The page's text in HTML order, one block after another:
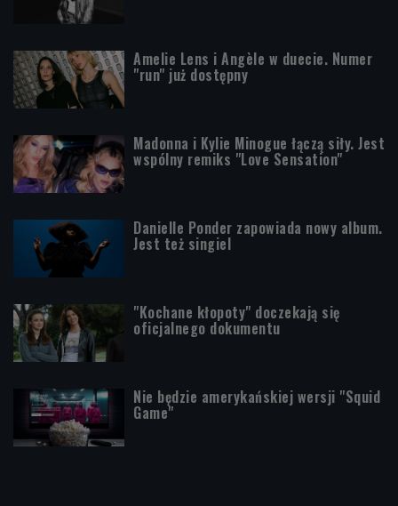
Amelie Lens i Angèle w duecie. Numer
"run" już dostępny
Madonna i Kylie Minogue łączą siły. Jest
wspólny remiks "Love Sensation"
Danielle Ponder zapowiada nowy album.
Jest też singiel
"Kochane kłopoty" doczekają się
oficjalnego dokumentu
Nie będzie amerykańskiej wersji "Squid
Game"